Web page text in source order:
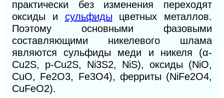
практически без изменения переходят
оксиды и сульфиды цветных металлов.
Поэтому основными фазовыми
составляющими никелевого шлама
являются сульфиды меди и никеля (α-
Cu2S, p-Cu2S, Ni3S2, NiS), оксиды (NiO,
CuO, Fe2О3, Fe3О4), ферриты (NiFe2О4,
CuFeО2).